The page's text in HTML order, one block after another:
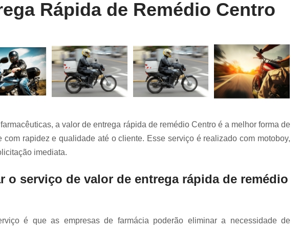
Entrega Rápida de Farmácia
Entrega
Entrega Rápida Motoboy
Entrega
Motoboy Entrega Documentos
Motoboy para Entrega
Motoboy para
Motoboy para Retirada de
Serviço de Entrega de Flores
Serviço de Entrega Farmácia
Serviço de
Rápida de Remédio Centro
a valor de entrega rápida de remédio Centro é a melhor forma de
com rapidez e qualidade até o cliente. Esse serviço é realizado com motoboy,
imediata.
o serviço de valor de entrega rápida de remédio
é que as empresas de farmácia poderão eliminar a necessidade de